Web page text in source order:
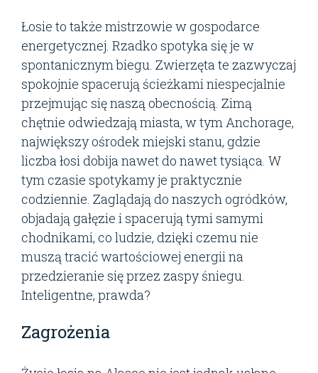
Łosie to także mistrzowie w gospodarce
energetycznej. Rzadko spotyka się je w
spontanicznym biegu. Zwierzęta te zazwyczaj
spokojnie spacerują ścieżkami niespecjalnie
przejmując się naszą obecnością. Zimą
chętnie odwiedzają miasta, w tym Anchorage,
największy ośrodek miejski stanu, gdzie
liczba łosi dobija nawet do nawet tysiąca. W
tym czasie spotykamy je praktycznie
codziennie. Zaglądają do naszych ogródków,
objadają gałęzie i spacerują tymi samymi
chodnikami, co ludzie, dzięki czemu nie
muszą tracić wartościowej energii na
przedzieranie się przez zaspy śniegu.
Inteligentne, prawda?
Zagrożenia